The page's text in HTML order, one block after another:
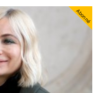
Abonné